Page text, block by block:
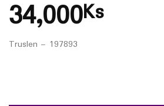
34,000Ks
Truslen – 197893